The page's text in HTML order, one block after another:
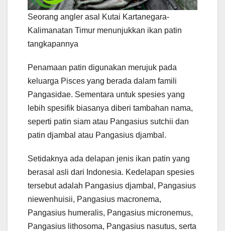
Seorang angler asal Kutai Kartanegara-
Kalimanatan Timur menunjukkan ikan patin
tangkapannya
Penamaan patin digunakan merujuk pada
keluarga Pisces yang berada dalam famili
Pangasidae. Sementara untuk spesies yang
lebih spesifik biasanya diberi tambahan nama,
seperti patin siam atau Pangasius sutchii dan
patin djambal atau Pangasius djambal.
Setidaknya ada delapan jenis ikan patin yang
berasal asli dari Indonesia. Kedelapan spesies
tersebut adalah Pangasius djambal, Pangasius
niewenhuisii, Pangasius macronema,
Pangasius humeralis, Pangasius micronemus,
Pangasius lithosoma, Pangasius nasutus, serta